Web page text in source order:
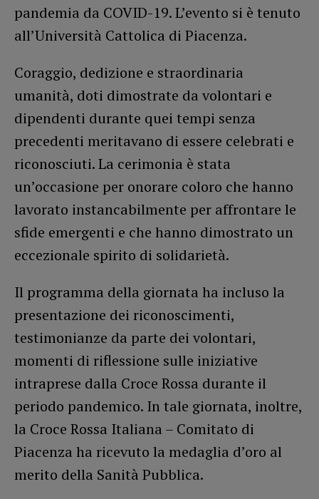
pandemia da COVID-19. L’evento si è tenuto
all’Università Cattolica di Piacenza.
Coraggio, dedizione e straordinaria
umanità, doti dimostrate da volontari e
dipendenti durante quei tempi senza
precedenti meritavano di essere celebrati e
riconosciuti. La cerimonia è stata
un’occasione per onorare coloro che hanno
lavorato instancabilmente per affrontare le
sfide emergenti e che hanno dimostrato un
eccezionale spirito di solidarietà.
Il programma della giornata ha incluso la
presentazione dei riconoscimenti,
testimonianze da parte dei volontari,
momenti di riflessione sulle iniziative
intraprese dalla Croce Rossa durante il
periodo pandemico. In tale giornata, inoltre,
la Croce Rossa Italiana – Comitato di
Piacenza ha ricevuto la medaglia d’oro al
merito della Sanità Pubblica.